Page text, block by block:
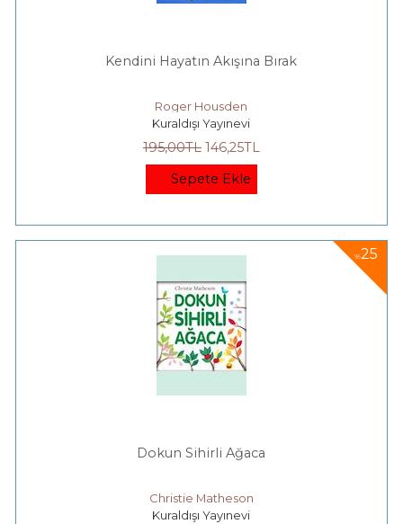
Kendini Hayatın Akışına Bırak
Roger Housden
Kuraldışı Yayınevi
195,00TL 146,25TL
Sepete Ekle
%25
Dokun Sihirli Ağaca
Christie Matheson
Kuraldışı Yayınevi